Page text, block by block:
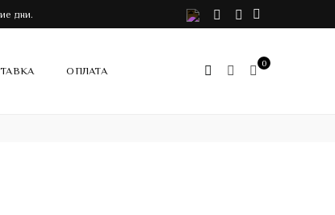
дни. VK Telegram
ОПЛАТА
0